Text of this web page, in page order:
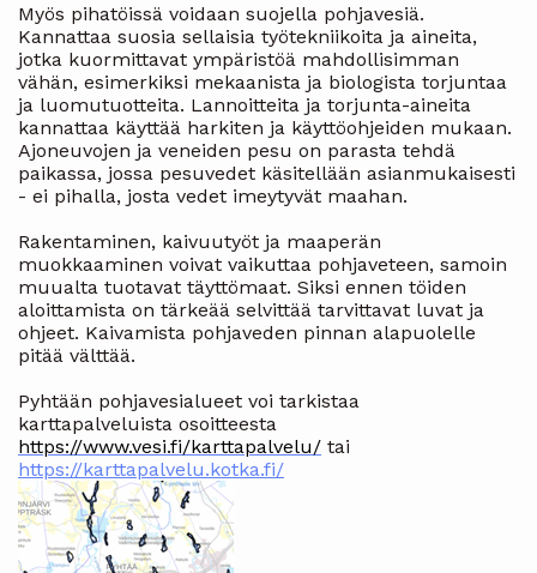
Myös pihatöissä voidaan suojella pohjavesiä.
Kannattaa suosia sellaisia työtekniikoita ja aineita,
jotka kuormittavat ympäristöä mahdollisimman
vähän, esimerkiksi mekaanista ja biologista torjuntaa
ja luomutuotteita. Lannoitteita ja torjunta-aineita
kannattaa käyttää harkiten ja käyttöohjeiden mukaan.
Ajoneuvojen ja veneiden pesu on parasta tehdä
paikassa, jossa pesuvedet käsitellään asianmukaisesti
- ei pihalla, josta vedet imeytyvät maahan.
Rakentaminen, kaivuutyöt ja maaperän
muokkaaminen voivat vaikuttaa pohjaveteen, samoin
muualta tuotavat täyttömaat. Siksi ennen töiden
aloittamista on tärkeää selvittää tarvittavat luvat ja
ohjeet. Kaivamista pohjaveden pinnan alapuolelle
pitää välttää.
Pyhtään pohjavesialueet voi tarkistaa
karttapalveluista osoitteesta
https://www.vesi.fi/karttapalvelu/ tai
https://karttapalvelu.kotka.fi/